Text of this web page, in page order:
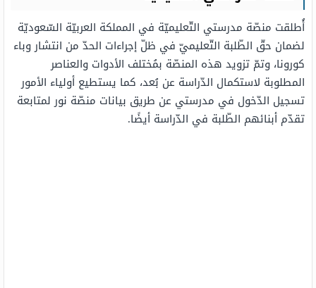
أُطلقت منصّة مدرستي التّعليميّة في المملكة العربيّة السّعوديّة
لضمان حقّ الطّلبة التّعليميّ في ظلّ إجراءات الحدّ من انتشار وباء
كورونا، وتمّ تزويد هذه المنصّة بمُختلف الأدوات والعناصر
المطلوبة لاستكمال الدّراسة عن بُعد، كما يستطيع أولياء الأمور
تسجيل الدّخول في مدرستي عن طريق بيانات منصّة نور لمتابعة
تقدّم أبنائهم الطّلبة في الدّراسة أيضًا.